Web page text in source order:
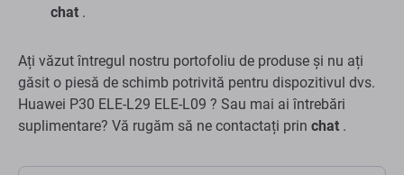
chat .
Ați văzut întregul nostru portofoliu de produse și nu ați
găsit o piesă de schimb potrivită pentru dispozitivul dvs.
Huawei P30 ELE-L29 ELE-L09 ? Sau mai ai întrebări
suplimentare? Vă rugăm să ne contactați prin chat .